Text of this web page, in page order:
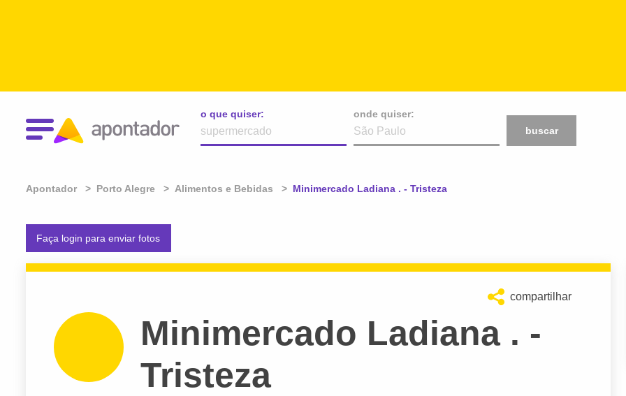
o que quiser:
onde quiser:
buscar
Apontador Porto Alegre Alimentos e Bebidas Atual:
Minimercado Ladiana . - Tristeza
Faça login para enviar fotos
compartilhar
Minimercado Ladiana . -
Tristeza